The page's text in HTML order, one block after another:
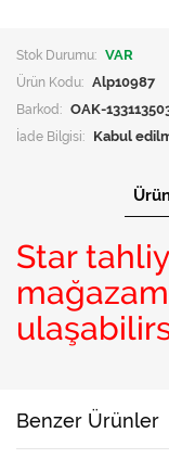
Zemin Yıkama Pedleri
Stok Durumu: VAR
Ürün Kodu: Alp10987
Barkod: OAK-
İade Bilgisi:
Star
Benzer Ürünler